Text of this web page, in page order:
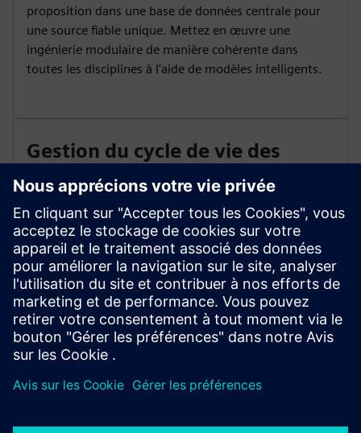
proposition dans une base de données centrale pour
une source fiable unique. Mettez en œuvre une
ingénierie modulaire de manière cohérente dans
toutes les disciplines à l'aide de modèles intelligents.
Gestion du cycle de vie des
usines
Gérez le cycle de vie des usines dans toutes les
disciplines de l'ingénierie. Cartographiez les
modifications de l'usine et permettez une planification
des tests et de la maintenance basée sur les
connaissances.